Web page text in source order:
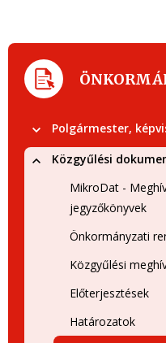
Polgármester,
Közgyűlési
MikroDat -
jegyzőkönyvek
Önkormányzati
Közgyűlési
Előterjesztések
Határozatok